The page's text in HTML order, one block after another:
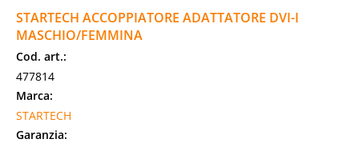
STARTECH ACCOPPIATORE ADATTATORE DVI-I
MASCHIO/FEMMINA
Cod. art.:
477814
Marca:
STARTECH
Garanzia: